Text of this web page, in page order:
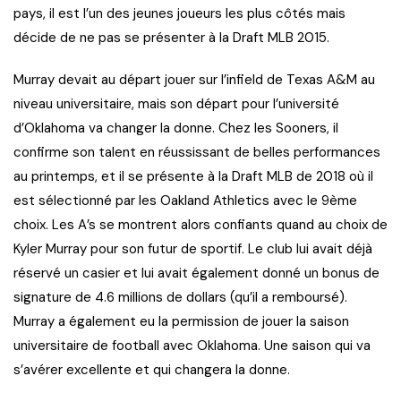
pays, il est l’un des jeunes joueurs les plus côtés mais
décide de ne pas se présenter à la Draft MLB 2015.
Murray devait au départ jouer sur l’infield de Texas A&M au
niveau universitaire, mais son départ pour l’université
d’Oklahoma va changer la donne. Chez les Sooners, il
confirme son talent en réussissant de belles performances
au printemps, et il se présente à la Draft MLB de 2018 où il
est sélectionné par les Oakland Athletics avec le 9ème
choix. Les A’s se montrent alors confiants quand au choix de
Kyler Murray pour son futur de sportif. Le club lui avait déjà
réservé un casier et lui avait également donné un bonus de
signature de 4.6 millions de dollars (qu’il a remboursé).
Murray a également eu la permission de jouer la saison
universitaire de football avec Oklahoma. Une saison qui va
s’avérer excellente et qui changera la donne.